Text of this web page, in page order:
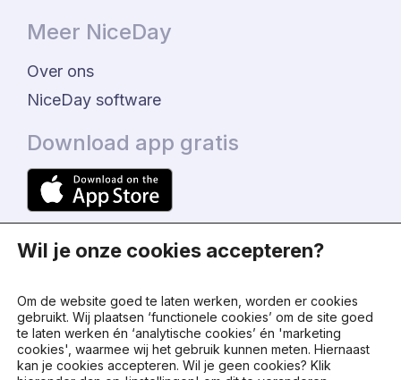
Meer NiceDay
Over ons
NiceDay software
Download app gratis
© 2024 - NiceDay Nederland
Wil je onze cookies accepteren?
Om de website goed te laten werken, worden er cookies
gebruikt. Wij plaatsen ‘functionele cookies’ om de site goed
te laten werken én ‘analytische cookies’ én 'marketing
cookies', waarmee wij het gebruik kunnen meten. Hiernaast
kan je cookies accepteren. Wil je geen cookies? Klik